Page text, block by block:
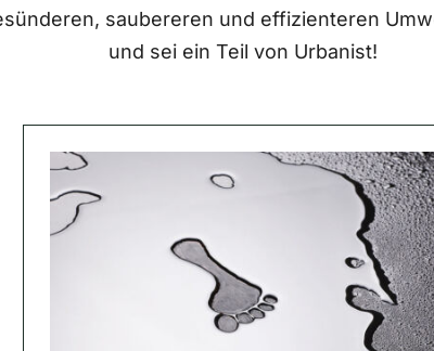
saubereren und effizienteren
und sei ein Teil von Urbanist!